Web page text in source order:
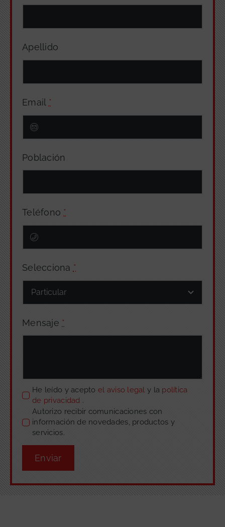
Apellido
Email *
Población
Teléfono *
Selecciona *
Mensaje *
He leído y acepto el aviso legaly la política
de privacidad .
Autorizo recibir comunicaciones con
información de novedades, productos y
servicios.
Enviar